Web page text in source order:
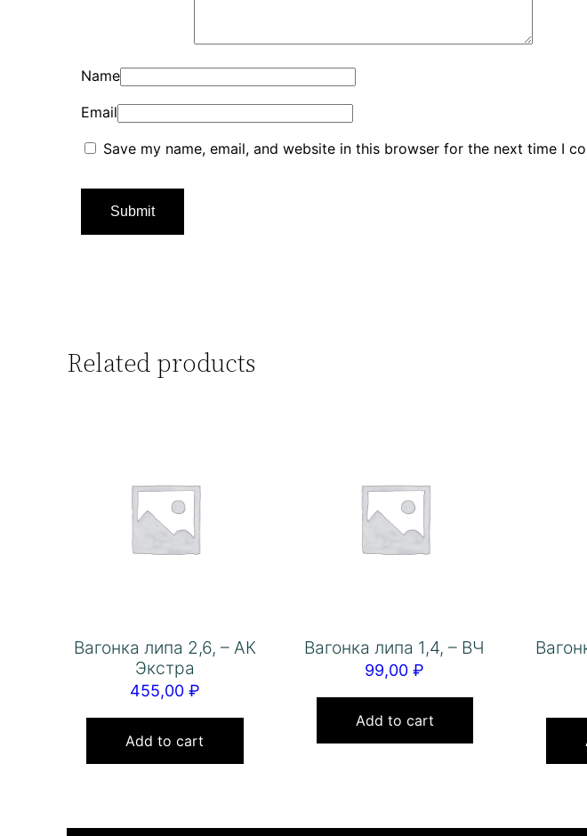
Name
Email
Save my name, email, and website in this browser for the next time I
Related products
Вагонка липа 2,6, – АК
Экстра
455,00 ₽
Add to cart
Вагонка липа 1,4, – ВЧ
99,00₽
Add to cart